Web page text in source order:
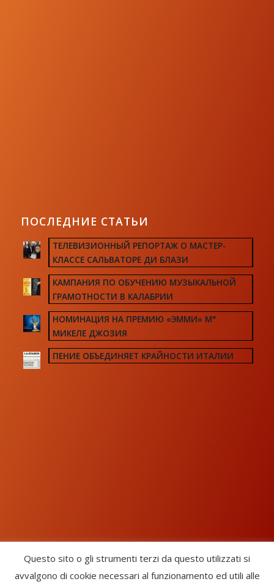
ПОСЛЕДНИЕ СТАТЬИ
ТЕЛЕВИЗИОННЫЙ РЕПОРТАЖ О МАСТЕР-
КЛАССЕ САЛЬВАТОРЕ ДИ БЛАЗИ
КАМПАНИЯ ПО ОБУЧЕНИЮ МУЗЫКАЛЬНОЙ
ГРАМОТНОСТИ В КАЛАБРИИ
НОМИНАЦИЯ НА ПРЕМИЮ «ЭММИ» М°
МИКЕЛЕ ДЖОЗИЯ
ПЕНИЕ ОБЪЕДИНЯЕТ КРАЙНОСТИ ИТАЛИИ
Questo sito o gli strumenti terzi da questo utilizzati si
avvalgono di cookie necessari al funzionamento ed utili alle